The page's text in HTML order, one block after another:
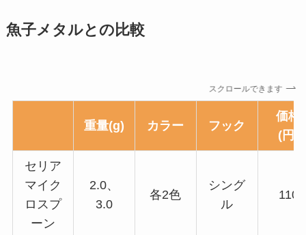
魚子メタルとの比較
スクロールできます
重量(g) カラー フック
価格
(円)
セリア
マイク
ロスプ
ーン
2.0、
3.0
各2色
シング
ル
110